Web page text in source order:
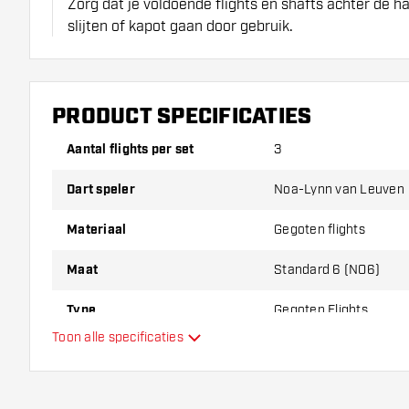
Zorg dat je voldoende flights en shafts achter de
slijten of kapot gaan door gebruik.
Probeer eens een andere vorm, materiaal of dikte
PRODUCT SPECIFICATIES
Aantal flights per set 3
Dart speler Noa-Lynn van Leuven
Materiaal Gegoten flights
Maat Standard 6 (NO6)
Type Gegoten Flights
Toon alle specificaties